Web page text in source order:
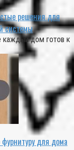
решения для
системы
каждый дом готов к
для дома